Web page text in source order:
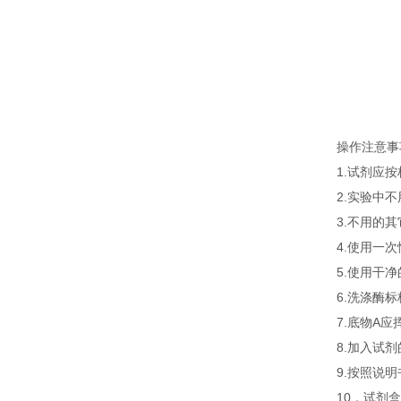
操作注意
1.试剂应
2.实验中
3.不用的其
4.使用一次
5.使用干净
6.洗涤酶标
7.底物A应
8.加入试剂
9.按照说明
10．试剂